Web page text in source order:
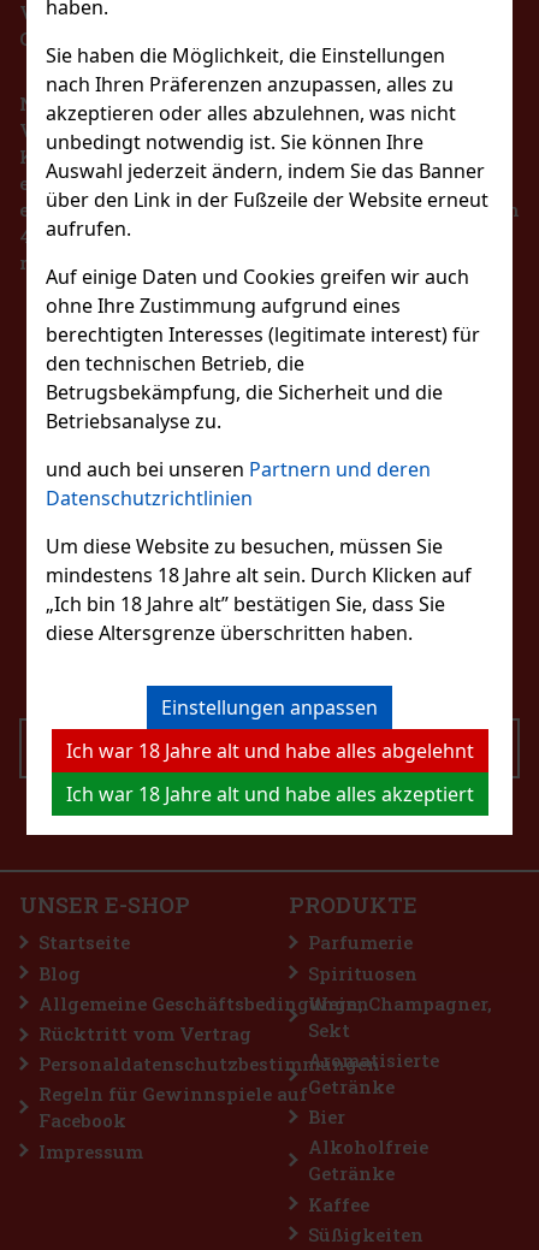
haben.
Sie haben die Möglichkeit, die Einstellungen
nach Ihren Präferenzen anzupassen, alles zu
akzeptieren oder alles abzulehnen, was nicht
unbedingt notwendig ist. Sie können Ihre
Auswahl jederzeit ändern, indem Sie das Banner
über den Link in der Fußzeile der Website erneut
aufrufen.
Auf einige Daten und Cookies greifen wir auch
ohne Ihre Zustimmung aufgrund eines
berechtigten Interesses (legitimate interest) für
den technischen Betrieb, die
Betrugsbekämpfung, die Sicherheit und die
Betriebsanalyse zu.
und auch bei unseren Partnern und deren
Datenschutzrichtlinien
Um diese Website zu besuchen, müssen Sie
mindestens 18 Jahre alt sein. Durch Klicken auf
„Ich bin 18 Jahre alt” bestätigen Sie, dass Sie
diese Altersgrenze überschritten haben.
Einstellungen anpassen
Ich war 18 Jahre alt und habe alles abgelehnt
Ich war 18 Jahre alt und habe alles akzeptiert
Brass
139 €
Neu
65g
1.49 €
Bestellen
Dragees Dose 64 g
zuckerfreie Kaugummis mit
die für einen lang
Geschmack und frischen Atem sorgen. Die
46 Dragees und eignet sich dank ihrer
2.29 €
Rabatt: 43%
Dragees Dose 64 g
die nach jedem Kauen für lang anhaltende
Designs haben Sie sie immer griffbereit –
2.29 €
Bestellen
Rabatt: 43%
Aktion
VERBOT DES VERKAUFS VON ALKOHOLISCHEN
GETRÄNKEN AN PERSONEN UNTER 18 JAHREN !!!
Nach dem Gesetz über die Registrierung von
Verkäufen ist der Verkäufer verpflichtet, dem
Käufer eine Quittung auszustellen. Gleichzeitig ist
er verpflichtet, die erhaltenen Einnahmen im Falle
eines technischen Ausfalls spätestens innerhalb von
48 Stunden online beim Steuerverwalter zu
registrieren.
BLEIBEN SIE MIT
UNS IN KONTAKT
FOLGEN SIE UNS
SENDEN
Ich bin mit der Verarbeitung personenbezogener
KONTAKTIERE UNS
eshop@excaliburshop.com
UNSER E-SHOP
Startseite
Blog
Allgemeine Geschäftsbedingungen
Rücktritt vom Vertrag
Personaldatenschutzbestimmungen
Regeln für Gewinnspiele auf
Facebook
Impressum
PRODUKTE
Parfumerie
Spirituosen
Wein, Champagner,
Sekt
Aromatisierte
Getränke
Bier
Alkoholfreie
Getränke
Kaffee
Süßigkeiten